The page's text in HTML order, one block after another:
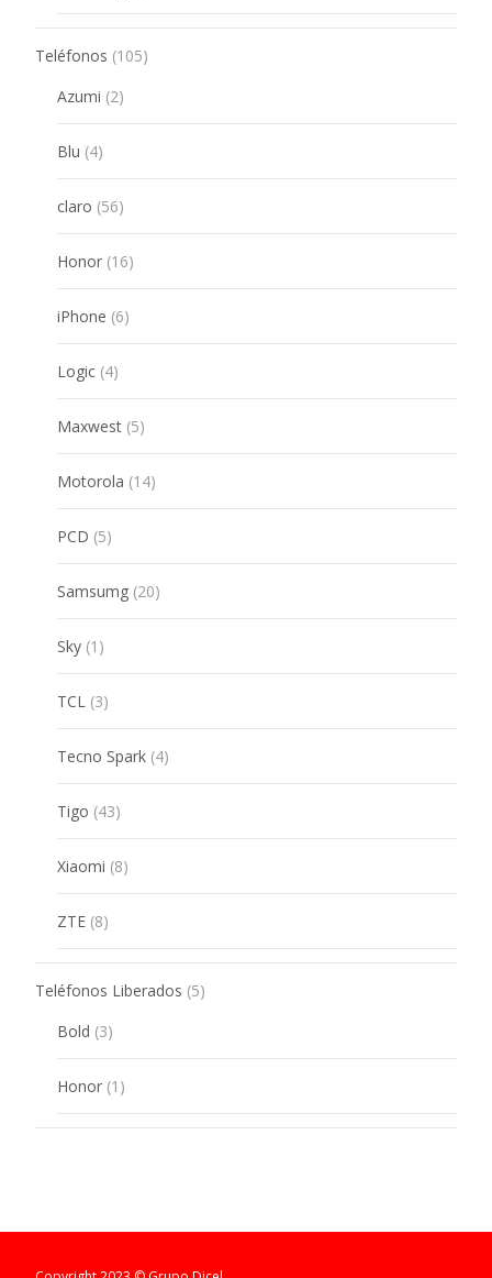
products
Teléfonos 105105
Azumi 22
products
Blu 44
products
claro 5656
products
Honor 1616
products
iPhone 66
products
Logic 44
products
Maxwest 55
products
Motorola 1414
products
PCD 55
products
Samsumg 2020
products
Sky 1 1
product
TCL
33
products
Tecno Spark 44
products
Tigo 4343
products
Xiaomi 88
products
ZTE 88
products
Teléfonos Liberados 55
Bold 33
products
Honor 1 1
product